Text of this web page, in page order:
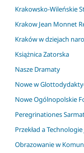
Krakowsko-Wileńskie
Krakow Jean Monnet
Kraków w dziejach
Książnica Zatorska
Nasze Dramaty
Nowe w
Nowe Ogólnopolskie
Peregrinationes
Przekład a
Obrazowanie w